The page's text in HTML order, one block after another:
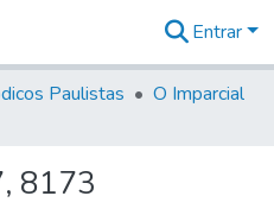
na
Entrar
Paulistas
O Imparcial
8173